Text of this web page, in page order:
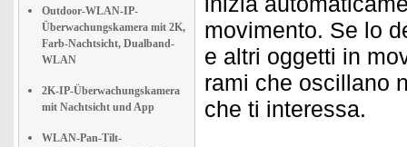
Outdoor-WLAN-IP-
Überwachungskamera mit 2K,
Farb-Nachtsicht, Dualband-
WLAN
2K-IP-Überwachungskamera
mit Nachtsicht und App
WLAN-Pan-Tilt-
movimento. Se lo
e altri oggetti in
rami che oscillano
che ti interessa.